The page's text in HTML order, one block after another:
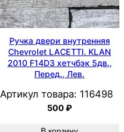
Ручка двери внутренняя
Chevrolet LACETTI. KLAN
2010 F14D3 хетчбэк 5дв.,
Перед., Лев.
Артикул товара: 116498
500₽